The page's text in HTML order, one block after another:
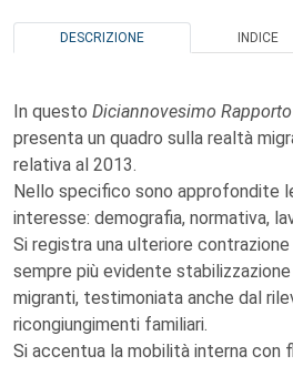
DESCRIZIONE INDICE
In questo Diciannovesimo Rapporto
presenta un quadro sulla realtà
relativa al 2013.
Nello specifico sono approfondite
interesse: demografia, normativa,
Si registra una ulteriore
sempre più evidente
migranti, testimoniata anche dal
ricongiungimenti familiari.
Si accentua la mobilità interna con